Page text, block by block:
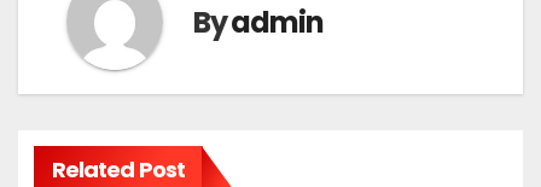
Byadmin
Related Post